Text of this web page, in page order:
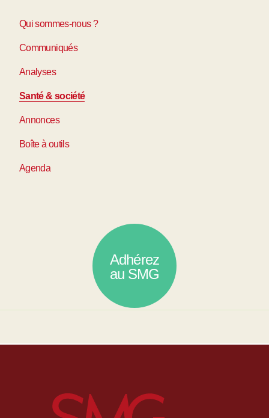
Qui sommes-nous ?
Communiqués
Analyses
Santé & société
Annonces
Boîte à outils
Agenda
Adhérez
au SMG